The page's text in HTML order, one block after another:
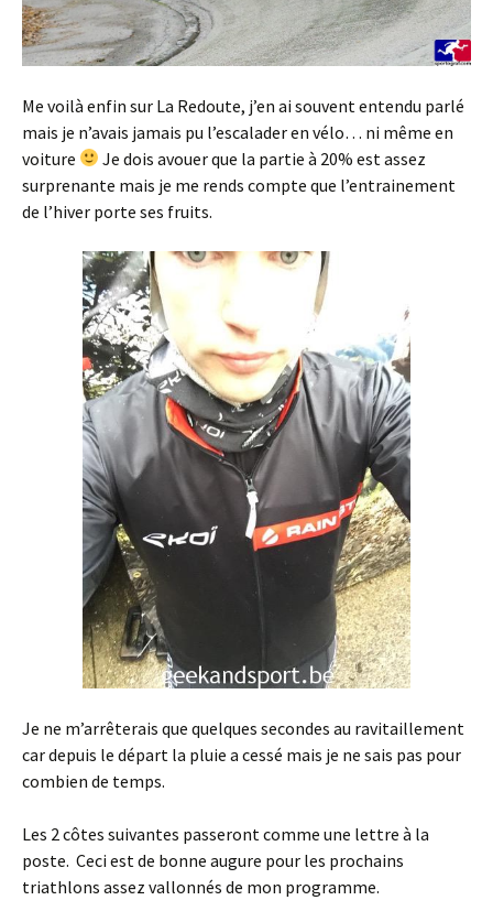
Me voilà enfin sur La Redoute, j’en ai souvent entendu parlé
mais je n’avais jamais pu l’escalader en vélo… ni même en
voiture
Je dois avouer que la partie à 20% est assez
surprenante mais je me rends compte que l’entrainement
de l’hiver porte ses fruits.
Je ne m’arrêterais que quelques secondes au ravitaillement
car depuis le départ la pluie a cessé mais je ne sais pas pour
combien de temps.
Les 2 côtes suivantes passeront comme une lettre à la
poste. Ceci est de bonne augure pour les prochains
triathlons assez vallonnés de mon programme.